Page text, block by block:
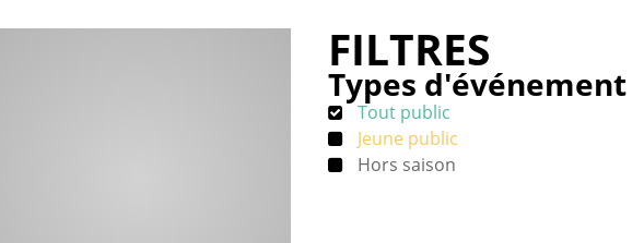
FILTRES
Types d'événement
Tout public
Jeune public
Hors saison